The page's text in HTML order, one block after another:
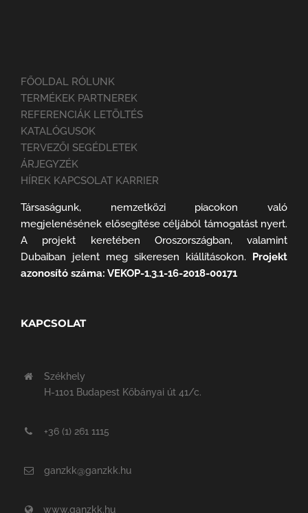
FŐOLDAL RÓLUNK
TERMÉKEK PARTNEREK
REFERENCIÁK LETÖLTÉS
KATALÓGUSOK
TERVEZŐI SEGÉDLETEK
ÁRJEGYZÉK
HÍREK KAPCSOLAT KARRIER
Társaságunk, nemzetközi piacokon való
megjelenésének elősegítése céljából támogatást nyert.
A projekt keretében Oroszországban, valamint
Dubaiban jelent meg sikeresen kiállításokon. Projekt
azonosító száma: VEKOP-1.3.1-16-2018-00171
KAPCSOLAT
Székhely
H-1101 Budapest Kőbányai út 41/c.
+36 (1) 261 1115
ganzkk@ganzkk.hu
www.ganzkk.hu